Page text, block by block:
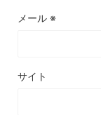
メール ※
サイト